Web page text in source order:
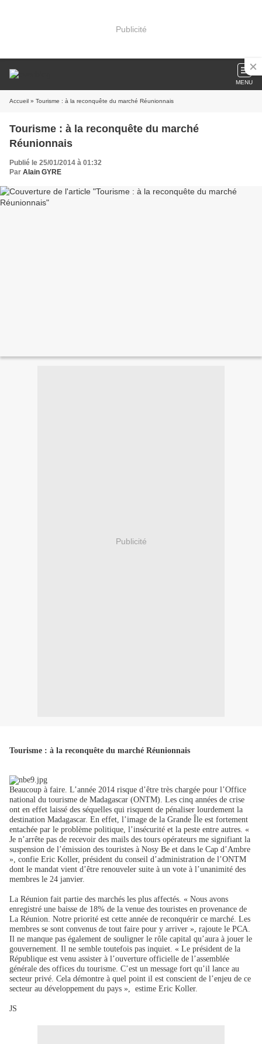
Publicité
MENU
Accueil » Tourisme : à la reconquête du marché Réunionnais
Tourisme : à la reconquête du marché
Réunionnais
Publié le 25/01/2014 à 01:32
Par Alain GYRE
Publicité
Tourisme : à la reconquête du marché Réunionnais
Beaucoup à faire. L’année 2014 risque d’être très chargée pour l’Office
national du tourisme de Madagascar (ONTM). Les cinq années de crise
ont en effet laissé des séquelles qui risquent de pénaliser lourdement la
destination Madagascar. En effet, l’image de la Grande Île est fortement
entachée par le problème politique, l’insécurité et la peste entre autres. «
Je n’arrête pas de recevoir des mails des tours opérateurs me signifiant la
suspension de l’émission des touristes à Nosy Be et dans le Cap d’Ambre
», confie Eric Koller, président du conseil d’administration de l’ONTM
dont le mandat vient d’être renouveler suite à un vote à l’unanimité des
membres le 24 janvier.
La Réunion fait partie des marchés les plus affectés. « Nous avons
enregistré une baisse de 18% de la venue des touristes en provenance de
La Réunion. Notre priorité est cette année de reconquérir ce marché. Les
membres se sont convenus de tout faire pour y arriver », rajoute le PCA.
Il ne manque pas également de souligner le rôle capital qu’aura à jouer le
gouvernement. Il ne semble toutefois pas inquiet. « Le président de la
République est venu assister à l’ouverture officielle de l’assemblée
générale des offices du tourisme. C’est un message fort qu’il lance au
secteur privé. Cela démontre à quel point il est conscient de l’enjeu de ce
secteur au développement du pays », estime Eric Koller.
JS